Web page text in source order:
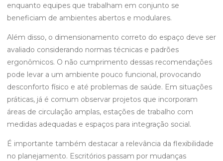
enquanto equipes que trabalham em conjunto se
beneficiam de ambientes abertos e modulares.
Além disso, o dimensionamento correto do espaço deve ser
avaliado considerando normas técnicas e padrões
ergonômicos. O não cumprimento dessas recomendações
pode levar a um ambiente pouco funcional, provocando
desconforto físico e até problemas de saúde. Em situações
práticas, já é comum observar projetos que incorporam
áreas de circulação amplas, estações de trabalho com
medidas adequadas e espaços para integração social.
É importante também destacar a relevância da flexibilidade
no planejamento. Escritórios passam por mudanças